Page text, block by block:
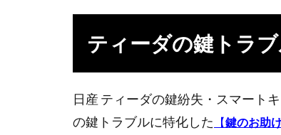
ィ
ダ
ト
ブ
ティーダの鍵トラ
日産 ティーダの鍵紛失・スマート
の鍵トラブルに特化した
【鍵のお助